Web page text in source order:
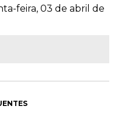
feira, 03 de abril de